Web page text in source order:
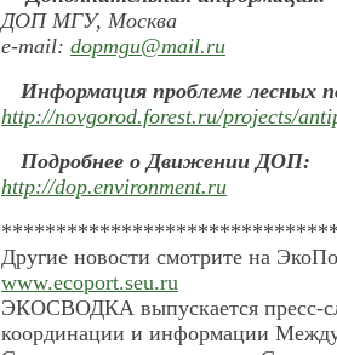
ДОП МГУ, Москва
e-mail: dopmgu@mail.ru
Информация проблеме лесных
http://novgorod.forest.ru/projects/
Подробнее о Движении ДОП:
http://dop.environment.ru
Другие новости смотрите на
www.ecoport.seu.ru
ЭКОСВОДКА выпускается пресс-
координации и информации